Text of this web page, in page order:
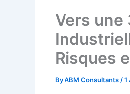
Vers une
Risques
ByABM Consultants /1